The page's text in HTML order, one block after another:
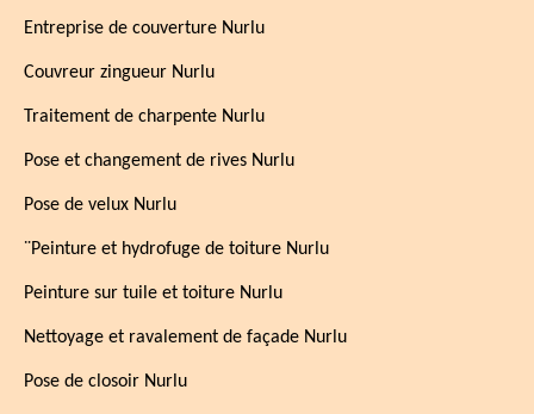
Entreprise de couverture Nurlu
Couvreur zingueur Nurlu
Traitement de charpente Nurlu
Pose et changement de rives Nurlu
Pose de velux Nurlu
¨Peinture et hydrofuge de toiture Nurlu
Peinture sur tuile et toiture Nurlu
Nettoyage et ravalement de façade Nurlu
Pose de closoir Nurlu